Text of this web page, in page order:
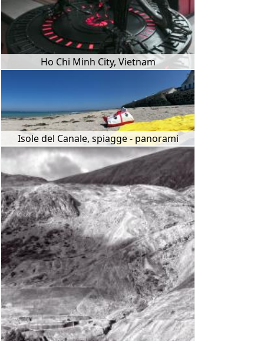
Ho Chi Minh City, Vietnam
Isole del Canale, spiagge - panorami